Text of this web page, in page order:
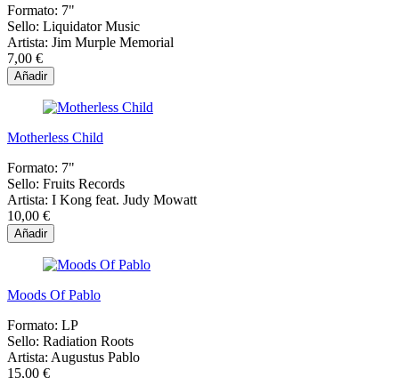
Formato: 7"
Sello: Liquidator Music
Artista: Jim Murple Memorial
7,00 €
Añadir
Motherless Child
Formato: 7"
Sello: Fruits Records
Artista: I Kong feat. Judy Mowatt
10,00 €
Añadir
Moods Of Pablo
Formato: LP
Sello: Radiation Roots
Artista: Augustus Pablo
15,00 €